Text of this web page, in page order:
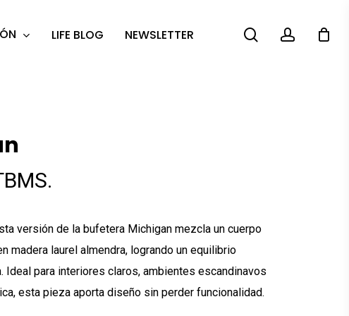
LIFE BLOG NEWSLETTER searchaccount
versión de la bufetera Michigan mezcla un cuerpo
madera laurel almendra, logrando un equilibrio
Ideal para interiores claros, ambientes escandinavos
esta pieza aporta diseño sin perder funcionalidad.